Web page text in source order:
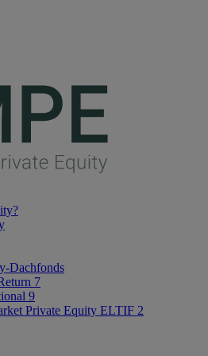
Dachfonds
7
9
Private Equity ELTIF 2